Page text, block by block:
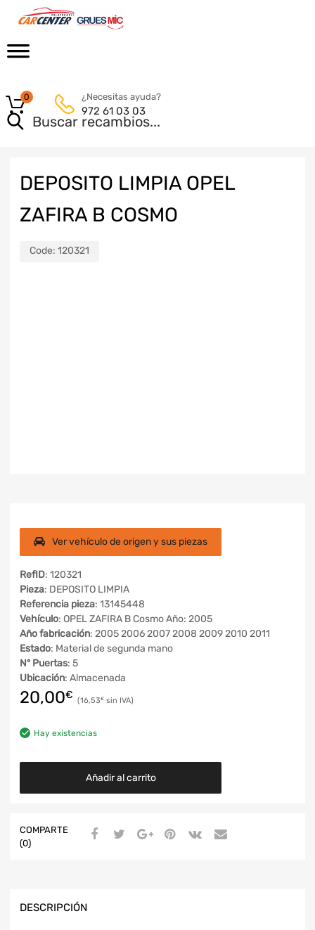
¿Necesitas ayuda?
972 61 03 03
0
DEPOSITO LIMPIA OPEL
ZAFIRA B COSMO
Code: 120321
Ver vehículo de origen y sus piezas
RefID: 120321
Pieza: DEPOSITO LIMPIA
Referencia pieza: 13145448
Vehículo: OPEL ZAFIRA B Cosmo Año: 2005
Año fabricación: 2005 2006 2007 2008 2009 2010 2011
Estado: Material de segunda mano
Nº Puertas: 5
Ubicación: Almacenada
20,00€ 16,53€
Hay existencias
Añadir al carrito
COMPARTE
(0)
DESCRIPCIÓN